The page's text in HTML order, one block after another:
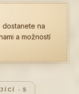
dostanete na
a možností
·5